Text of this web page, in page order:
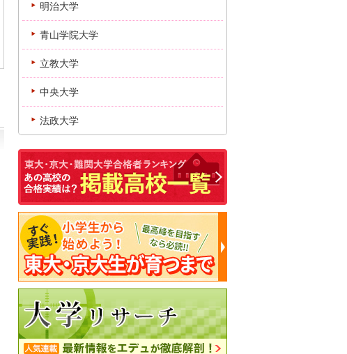
明治大学
青山学院大学
立教大学
中央大学
法政大学